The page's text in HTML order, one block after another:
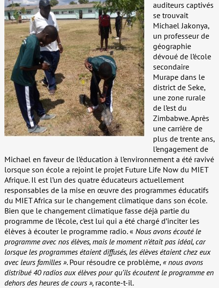
auditeurs captivés
se trouvait
Michael Jakonya,
un professeur de
géographie
dévoué de l’école
secondaire
Murape dans le
district de Seke,
une zone rurale
de l’est du
Zimbabwe. Après
une carrière de
plus de trente ans,
l’engagement de
Michael en faveur de l’éducation à l’environnement a été ravivé
lorsque son école a rejoint le projet Future Life Now du MIET
Afrique. Il est l’un des quatre éducateurs actuellement
responsables de la mise en œuvre des programmes éducatifs
du MIET Africa sur le changement climatique dans son école.
Bien que le changement climatique fasse déjà partie du
programme de l’école, c’est lui qui a été chargé d’inciter les
élèves à écouter le programme radio. « Nous avons écouté le
programme avec nos élèves, mais le moment n’était pas idéal, car
lorsque les programmes étaient diffusés, les élèves étaient chez eux
avec leurs familles ». Pour résoudre ce problème, « nous avons
distribué 40 radios aux élèves pour qu’ils écoutent le programme en
dehors des heures de cours », raconte-t-il.